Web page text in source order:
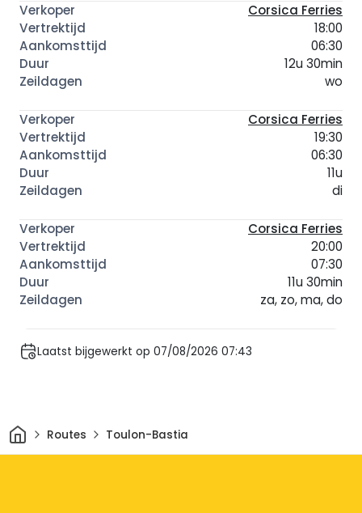
Corsica Ferries
18:00
06:30
12u 30min
wo
Corsica Ferries
19:30
06:30
11u
di
Corsica Ferries
20:00
07:30
11u 30min
za, zo, ma, do
Laatst bijgewerkt op 07/08/2026 07:43
ThuisRoutes Toulon-Bastia